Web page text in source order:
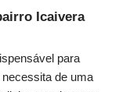
Icaivera
para
de uma